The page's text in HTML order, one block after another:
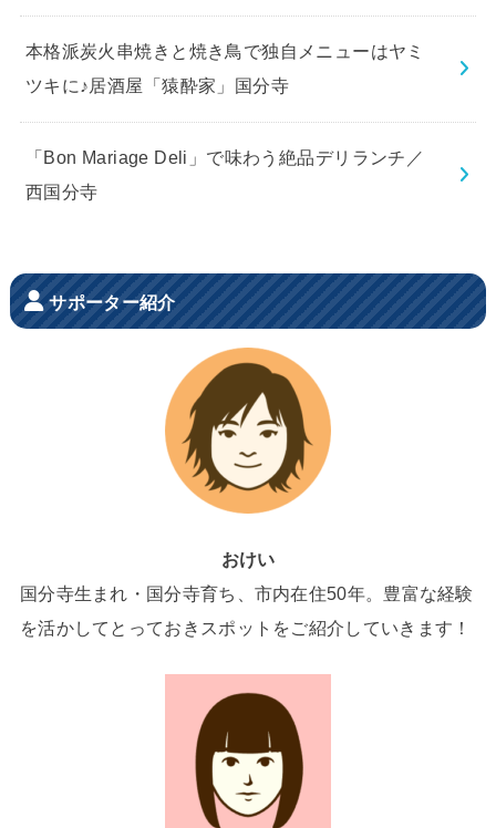
本格派炭火串焼きと焼き鳥で独自メニューはヤミ
ツキに♪居酒屋「猿酔家」国分寺
「Bon Mariage Deli」で味わう絶品デリランチ／
西国分寺
サポーター紹介
おけい
国分寺生まれ・国分寺育ち、市内在住50年。豊富な経験
を活かしてとっておきスポットをご紹介していきます！